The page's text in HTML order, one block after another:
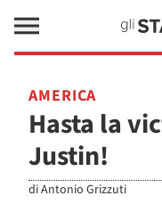
AMERICA
Hasta la
Justin!
diAntonio Grizzuti